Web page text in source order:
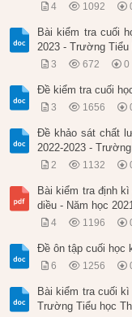
4 1092
Bài kiểm tra cuối
2023 - Trường
3 672 0
Đề kiểm tra cuối
3 1656
Đề khảo sát chất
2022-2023 -
2 1132
Bài kiểm tra định
diều - Năm học
4 1196
Đề ôn tập cuối học
6 1256
Bài kiểm tra cuối
Trường Tiểu học